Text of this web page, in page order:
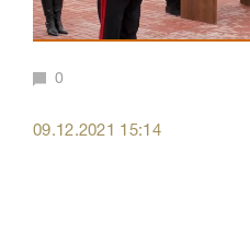
0
09.12.2021 15:14